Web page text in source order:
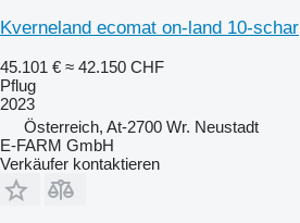
Kverneland ecomat on-land 10-schar
45.101 € ≈ 42.150 CHF
Pflug
2023
Österreich, At-2700 Wr. Neustadt
E-FARM GmbH
Verkäufer kontaktieren